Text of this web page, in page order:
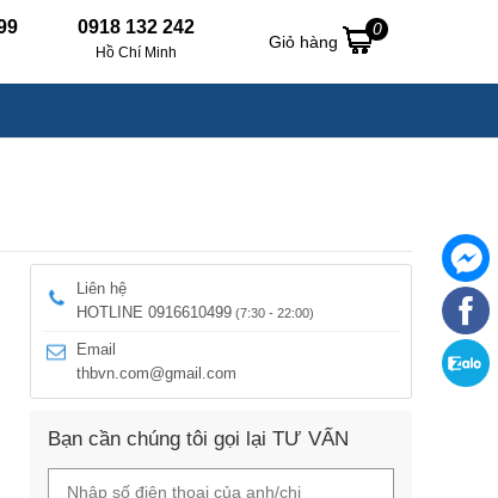
0918 132 242
Hồ Chí Minh
Giỏ hàng
0
Liên hệ
HOTLINE 0916610499 (7:30 - 22:00)
Email
thbvn.com@gmail.com
Bạn cần chúng tôi gọi lại TƯ VẤN